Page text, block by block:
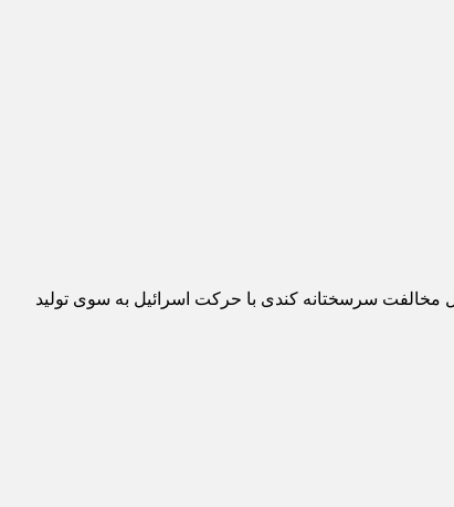
مخالفت سرسختانه کندی با حرکت اسرائیل به سوی تولید